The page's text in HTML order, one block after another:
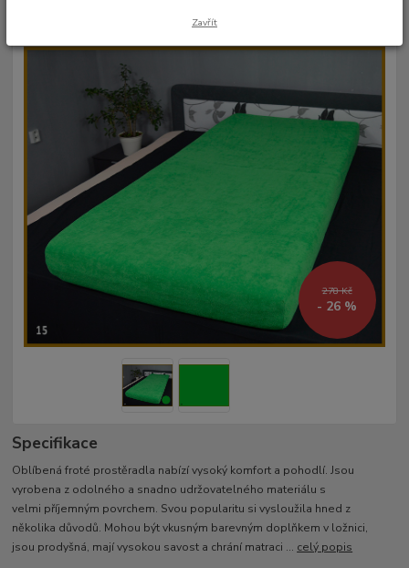
278 Kč
- 26 %
Specifikace
Oblíbená froté prostěradla nabízí vysoký komfort a pohodlí. Jsou
vyrobena z odolného a snadno udržovatelného materiálu s
velmi příjemným povrchem. Svou popularitu si vysloužila hned z
několika důvodů. Mohou být vkusným barevným doplňkem v ložnici,
jsou prodyšná, mají vysokou savost a chrání matraci ... celý popis
Zavřít